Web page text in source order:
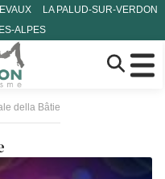
LA PALUD-SUR-VERDON
ALPES
della Bâtie